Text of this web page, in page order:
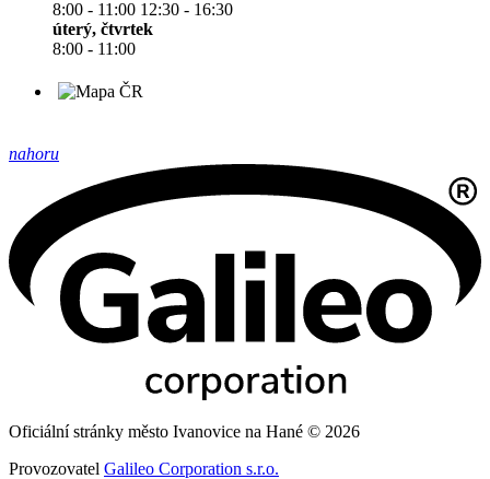
8:00 - 11:00 12:30 - 16:30
úterý, čtvrtek
8:00 - 11:00
nahoru
Oficiální stránky město Ivanovice na Hané © 2026
Provozovatel Galileo Corporation s.r.o.